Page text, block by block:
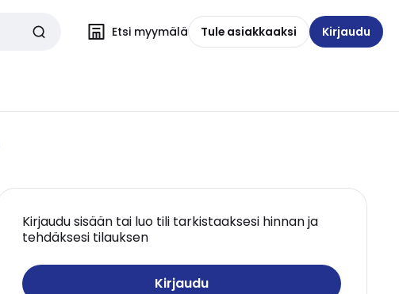
Etsi myymälä Tule asiakkaaksi Kirjaudu
Kirjaudu sisään tai luo tili tarkistaaksesi hinnan ja
tehdäksesi tilauksen
Kirjaudu